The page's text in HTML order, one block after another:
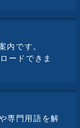
内です。
ードできま
専門用語を解